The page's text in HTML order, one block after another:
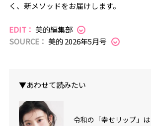
く、新メソッドをお届けします。
EDIT： 美的編集部
SOURCE： 美的 2026年5月号
▼あわせて読みたい
令和の「幸せリップ」